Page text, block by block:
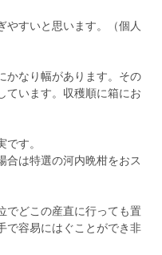
やすいと思います。（個人
かなり幅があります。その
ています。収穫順に箱にお
す。
合は特選の河内晩柑をおス
でどこの産直に行っても置
で容易にはぐことができ非